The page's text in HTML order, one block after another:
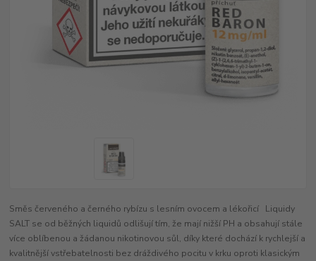
Směs červeného a černého rybízu s lesním ovocem a lékořicí Liquidy
SALT se od běžných liquidů odlišují tím, že mají nižší PH a obsahují stále
více oblíbenou a žádanou nikotinovou sůl, díky které dochází k rychlejší a
kvalitnější vstřebatelnosti bez dráždivého pocitu v krku oproti klasickým